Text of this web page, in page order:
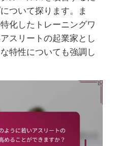
ついて探ります。ま
化したトレーニングワ
スリートの起業家とし
特性についても強調し